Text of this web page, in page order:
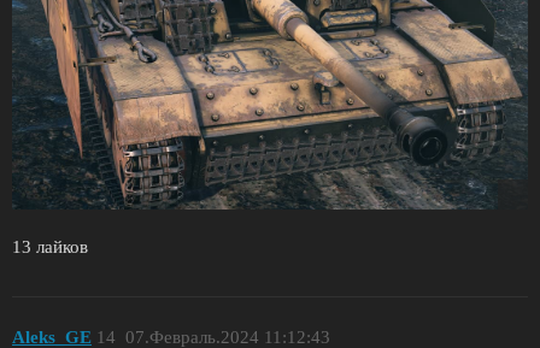
13 лайков
Aleks_GE 07.Февраль.2024 11:12:43
14